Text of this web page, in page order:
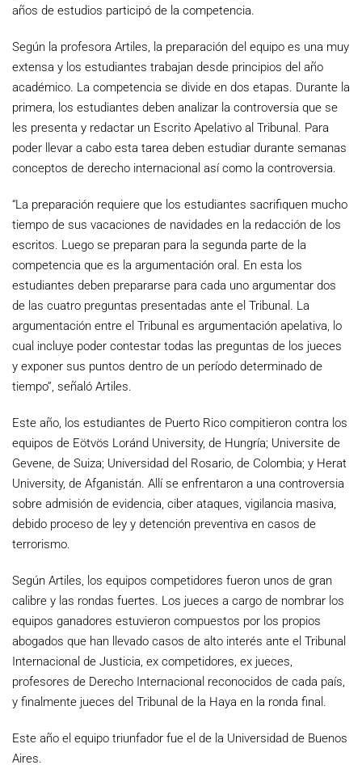
años de estudios participó de la competencia.
Según la profesora Artiles, la preparación del equipo es una muy
extensa y los estudiantes trabajan desde principios del año
académico. La competencia se divide en dos etapas. Durante la
primera, los estudiantes deben analizar la controversia que se
les presenta y redactar un Escrito Apelativo al Tribunal. Para
poder llevar a cabo esta tarea deben estudiar durante semanas
conceptos de derecho internacional así como la controversia.
“La preparación requiere que los estudiantes sacrifiquen mucho
tiempo de sus vacaciones de navidades en la redacción de los
escritos. Luego se preparan para la segunda parte de la
competencia que es la argumentación oral. En esta los
estudiantes deben prepararse para cada uno argumentar dos
de las cuatro preguntas presentadas ante el Tribunal. La
argumentación entre el Tribunal es argumentación apelativa, lo
cual incluye poder contestar todas las preguntas de los jueces
y exponer sus puntos dentro de un período determinado de
tiempo”, señaló Artiles.
Este año, los estudiantes de Puerto Rico compitieron contra los
equipos de Eötvös Loránd University, de Hungría; Universite de
Gevene, de Suiza; Universidad del Rosario, de Colombia; y Herat
University, de Afganistán. Allí se enfrentaron a una controversia
sobre admisión de evidencia, ciber ataques, vigilancia masiva,
debido proceso de ley y detención preventiva en casos de
terrorismo.
Según Artiles, los equipos competidores fueron unos de gran
calibre y las rondas fuertes. Los jueces a cargo de nombrar los
equipos ganadores estuvieron compuestos por los propios
abogados que han llevado casos de alto interés ante el Tribunal
Internacional de Justicia, ex competidores, ex jueces,
profesores de Derecho Internacional reconocidos de cada país,
y finalmente jueces del Tribunal de la Haya en la ronda final.
Este año el equipo triunfador fue el de la Universidad de Buenos
Aires.